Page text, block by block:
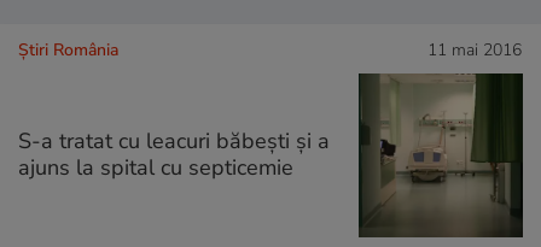
Știri România 11 mai 2016
S-a tratat cu leacuri băbești și a
ajuns la spital cu septicemie